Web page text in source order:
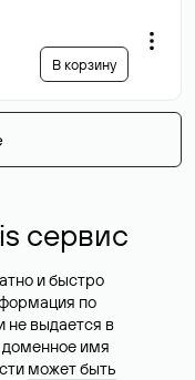
В корзину
сервис
и быстро
по
не выдается в
доменное имя
может быть